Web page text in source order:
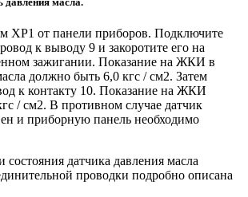
XP1 от панели приборов. Подключите
к выводу 9 и закоротите его на
зажигании. Показание на ЖКИ в
должно быть 6,0 кгс / см2. Затем
к контакту 10. Показание на ЖКИ
/ см2. В противном случае датчик
и приборную панель необходимо
датчика давления масла
проводки подробно описана